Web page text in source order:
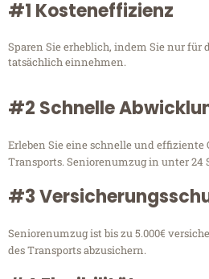
#1 Kosteneffizienz
Sparen Sie erheblich, indem Sie nur für
tatsächlich einnehmen.
#2 Schnelle
Erleben Sie eine schnelle und effiziente
Transports. Seniorenumzug in unter 24
#3
Seniorenumzug ist bis zu 5.000€
des Transports abzusichern.